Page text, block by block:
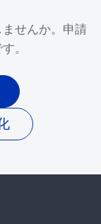
せんか。申請
。